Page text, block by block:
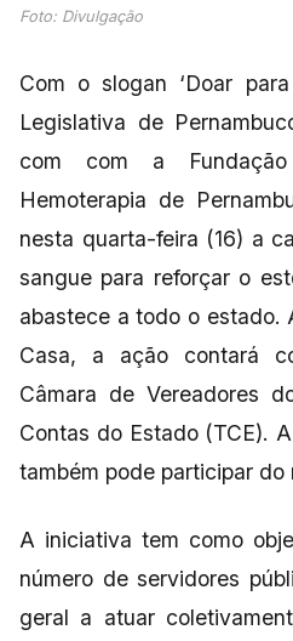
Foto: Divulgação
Com o slogan ‘Doar
Legislativa de
com com a
Hemoterapia de
nesta quarta-feira (16) a
sangue para reforçar o
abastece a todo o estado.
Casa, a ação contará
Câmara de Vereadores
Contas do Estado (TCE).
também pode participar do
A iniciativa tem como
número de servidores
geral a atuar